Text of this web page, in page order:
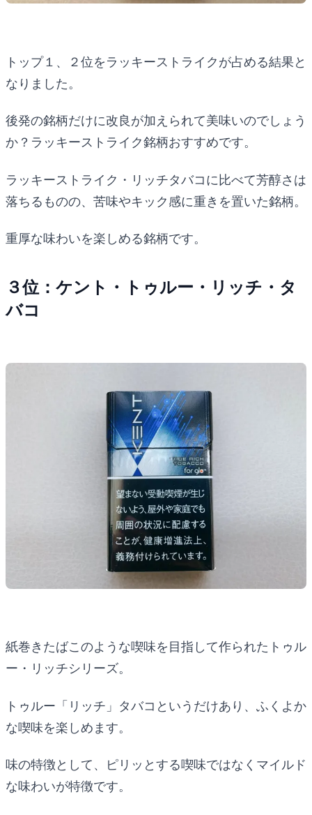
トップ１、２位をラッキーストライクが占める結果と
なりました。
後発の銘柄だけに改良が加えられて美味いのでしょう
か？ラッキーストライク銘柄おすすめです。
ラッキーストライク・リッチタバコに比べて芳醇さは
落ちるものの、苦味やキック感に重きを置いた銘柄。
重厚な味わいを楽しめる銘柄です。
３位：ケント・トゥルー・リッチ・タ
バコ
紙巻きたばこのような喫味を目指して作られたトゥル
ー・リッチシリーズ。
トゥルー「リッチ」タバコというだけあり、ふくよか
な喫味を楽しめます。
味の特徴として、ピリッとする喫味ではなくマイルド
な味わいが特徴です。